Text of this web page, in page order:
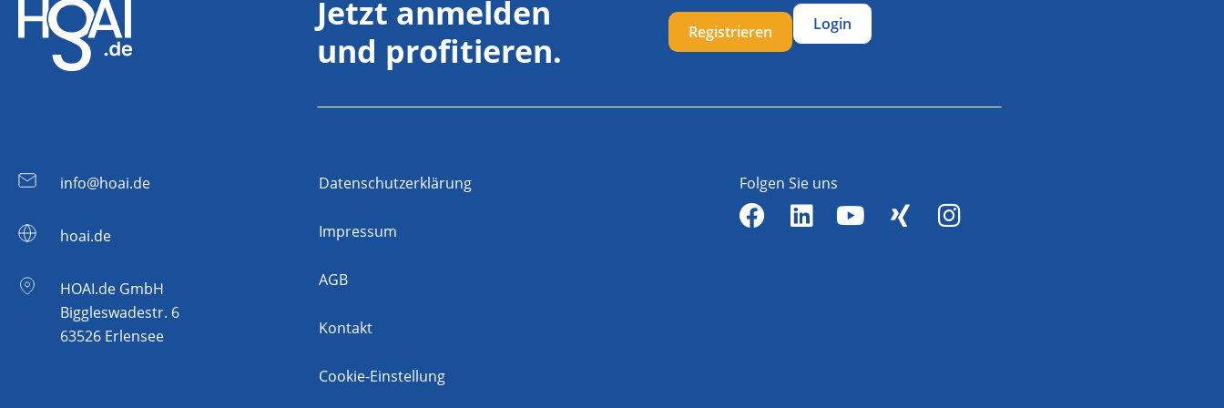
Jetzt anmelden
und profitieren.
Registrieren Login
info@hoai.de
hoai.de
HOAI.de GmbH
Biggleswadestr. 6
63526 Erlensee
Datenschutzerklärung
Impressum
AGB
Kontakt
Cookie-Einstellung
Folgen Sie uns